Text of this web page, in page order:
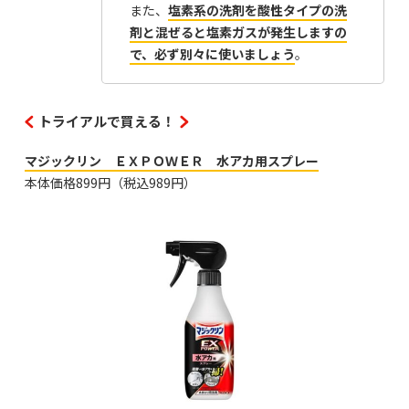
また、 塩素系の洗剤を酸性タイプの洗
剤と混ぜると塩素ガスが発生しますの
で、必ず別々に使いましょう。
トライアルで買える！
マジックリン ＥＸＰＯＷＥＲ 水アカ用スプレー
本体価格899円（税込989円）